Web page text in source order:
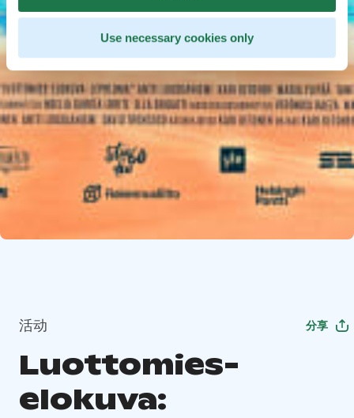
Use necessary cookies only
活动 分享
Luottomies-
elokuva: